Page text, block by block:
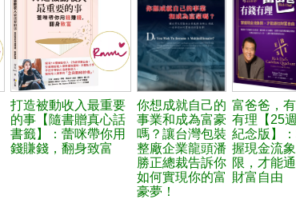
打造被動收入最重要
的事【隨書贈真心話
書籤】：蕾咪帶你用
錢賺錢，翻身致富
你想成就自己的
事業和成為富豪
嗎？讓台灣包裝
整廠企業龍頭潘
勝正總裁告訴你
如何實現你的富
豪夢！
富爸爸，
有理【25
紀念版】
握現金流象
限，才能
財富自由